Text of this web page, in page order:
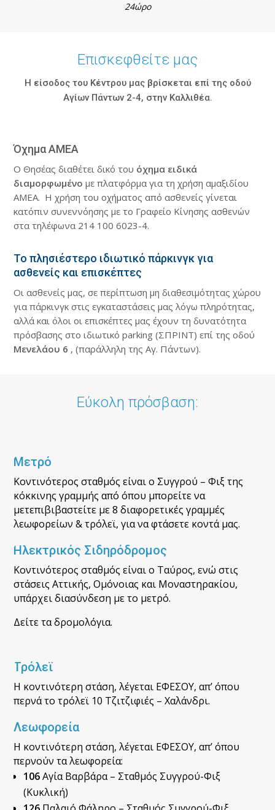
24ώρο
Επισκεφθείτε μας
Η είσοδος του Κέντρου μας βρίσκεται επί της οδού
Αγίων Πάντων 2-4, στην Καλλιθέα.
Όχημα ΑΜΕΑ
Ο Θησέας διαθέτει δικό του όχημα ειδικά
διαμορφωμένο με πλατφόρμα για τη χρήση αμαξιδίου
ΑΜΕΑ. Η χρήση του οχήματος από ασθενείς γίνεται
κατόπιν συνεννόησης με το Γραφείο Κίνησης ασθενών
στα τηλέφωνα 214 100 6023-4.
Το πλησιέστερο ιδιωτικό πάρκινγκ για
ασθενείς και επισκέπτες
Οι ασθενείς μας, σε περίπτωση μη διαθεσιμότητας χώρου
για πάρκινγκ στις εγκαταστάσεις μας λόγω πληρότητας,
αλλά και όλοι οι επισκέπτες μας έχουν τη δυνατότητα
πρόσβασης στο ιδιωτικό parking (ΣΠΡΙΝΤ) επί της οδού
Μενελάου 6 , (παράλληλη της Αγ. Πάντων).
Εύκολη πρόσβαση:
Μετρό
Κοντινότερος σταθμός είναι ο Συγγρού – Φιξ της
κόκκινης γραμμής από όπου μπορείτε να
μετεπιβιβαστείτε με 8 διαφορετικές γραμμές
λεωφορείων & τρόλεϊ, για να φτάσετε κοντά μας.
Ηλεκτρικός Σιδηρόδρομος
Κοντινότερος σταθμός είναι ο Ταύρος, ενώ στις
στάσεις Αττικής, Ομόνοιας και Μοναστηρακίου,
υπάρχει διασύνδεση με το μετρό.
Δείτε τα δρομολόγια.
Τρόλεϊ
Η κοντινότερη στάση, λέγεται ΕΦΕΣΟΥ, απ’ όπου
περνά το τρόλεϊ 10 Τζιτζιφιές – Χαλάνδρι.
Λεωφορεία
Η κοντινότερη στάση, λέγεται ΕΦΕΣΟΥ, απ’ όπου
περνούν τα λεωφορεία:
106Αγία Βαρβάρα – Σταθμός Συγγρού-Φιξ
(Κυκλική)